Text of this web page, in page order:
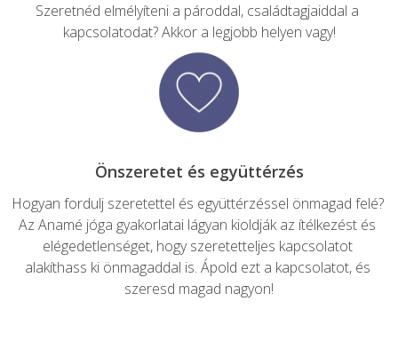
Szeretnéd elmélyíteni a pároddal, családtagjaiddal a
kapcsolatodat? Akkor a legjobb helyen vagy!
Hogyan fordulj szeretettel és együttérzéssel önmagad felé?
Az Anamé jóga gyakorlatai lágyan kioldják az ítélkezést és
elégedetlenséget, hogy szeretetteljes kapcsolatot
alakíthass ki önmagaddal is. Ápold ezt a kapcsolatot, és
szeresd magad nagyon!